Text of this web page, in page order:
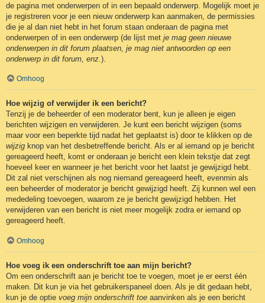
de pagina met onderwerpen of in een bepaald onderwerp. Mogelijk moet je
je registreren voor je een nieuw onderwerp kan aanmaken, de permissies
die je al dan niet hebt in het forum staan onderaan de pagina met
onderwerpen of in een onderwerp (de lijst met je mag geen nieuwe
onderwerpen in dit forum plaatsen, je mag niet antwoorden op een
onderwerp in dit forum, enz. ).
Omhoog
Hoe wijzig of verwijder ik een bericht?
Tenzij je de beheerder of een moderator bent, kun je alleen je eigen
berichten wijzigen en verwijderen. Je kunt een bericht wijzigen (soms
maar voor een beperkte tijd nadat het geplaatst is) door te klikken op de
wijzig knop van het desbetreffende bericht. Als er al iemand op je bericht
gereageerd heeft, komt er onderaan je bericht een klein tekstje dat zegt
hoeveel keer en wanneer je het bericht voor het laatst je gewijzigd hebt.
Dit zal niet verschijnen als nog niemand gereageerd heeft, evenmin als
een beheerder of moderator je bericht gewijzigd heeft. Zij kunnen wel een
mededeling toevoegen, waarom ze je bericht gewijzigd hebben. Het
verwijderen van een bericht is niet meer mogelijk zodra er iemand op
gereageerd heeft.
Omhoog
Hoe voeg ik een onderschrift toe aan mijn bericht?
Om een onderschrift aan je bericht toe te voegen, moet je er eerst één
maken. Dit kun je via het gebruikerspaneel doen. Als je dit gedaan hebt,
kun je de optie voeg mijn onderschrift toe aanvinken als je een bericht